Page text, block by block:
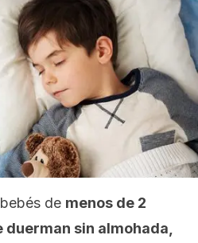
de menos de 2
duerman sin almohada,